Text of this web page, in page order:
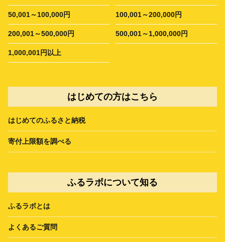
50,001～100,000円 100,001～200,000円
200,001～500,000円 500,001～1,000,000円
1,000,001円以上
はじめての方はこちら
はじめてのふるさと納税
寄付上限額を調べる
ふるラボについて知る
ふるラボとは
よくあるご質問